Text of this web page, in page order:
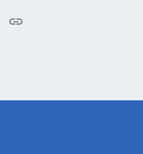
Электронная почта
Ссылка